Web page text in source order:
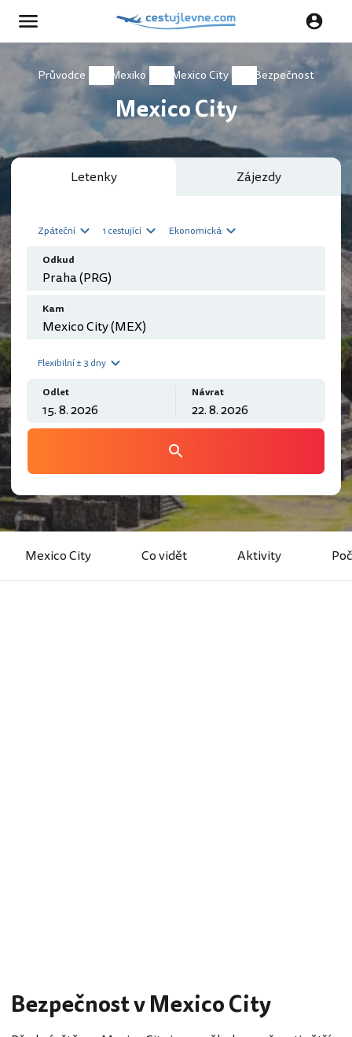
Průvodce Mexiko Mexico City Bezpečnost
Mexico City
Letenky Zájezdy
Zpáteční 1 cestující Ekonomická
Odkud
Kam
Flexibilní ± 3 dny
Odlet Návrat
Mexico City Co vidět Aktivity
Bezpečnost v Mexico City